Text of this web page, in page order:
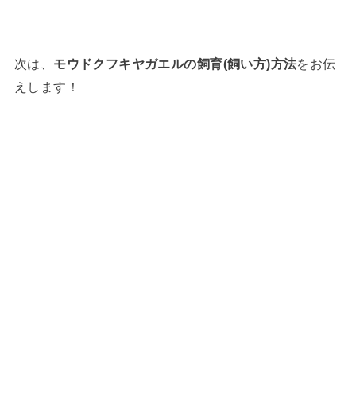
次は、 モウドクフキヤガエルの飼育(飼い方)方法をお伝
えします！